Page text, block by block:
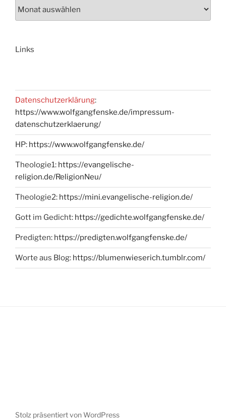
Links
Datenschutzerklärung:
https://www.wolfgangfenske.de/impressum-
datenschutzerklaerung/
HP: https://www.wolfgangfenske.de/
Theologie1: https://evangelische-
religion.de/ReligionNeu/
Theologie2: https://mini.evangelische-religion.de/
Gott im Gedicht: https://gedichte.wolfgangfenske.de/
Predigten: https://predigten.wolfgangfenske.de/
Worte aus Blog: https://blumenwieserich.tumblr.com/
Stolz präsentiert von WordPress